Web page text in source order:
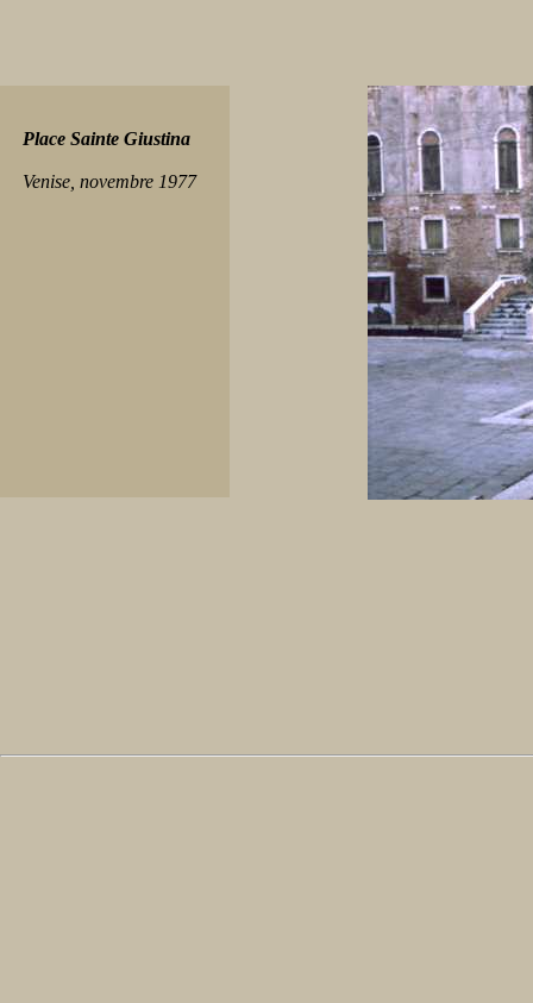
Place Sainte Giustina
Venise, novembre 1977